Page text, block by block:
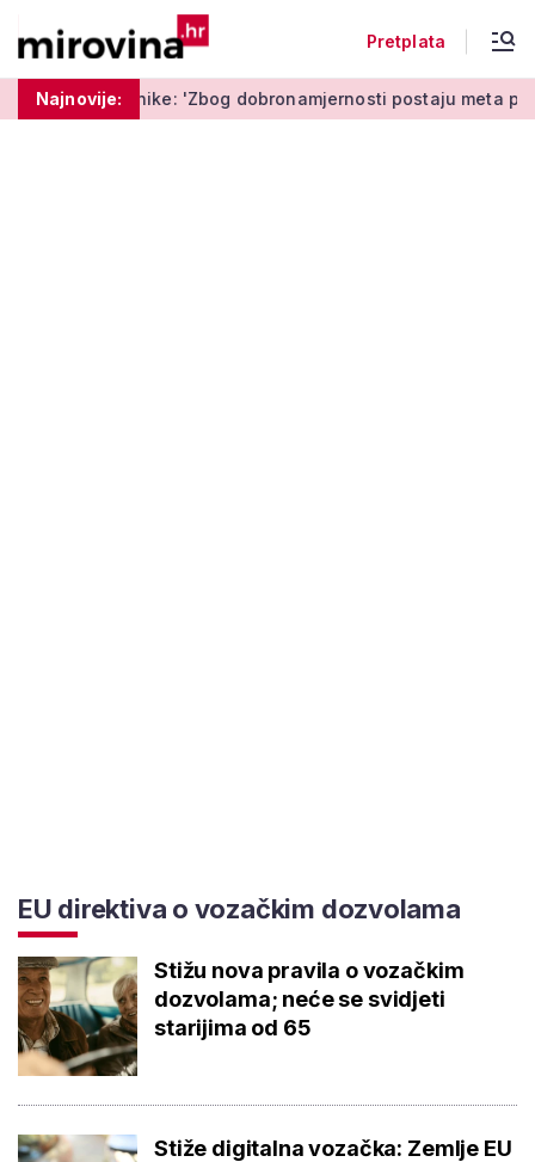
Pretplata
Najnovije:
umirovljenike: 'Zbog dobronamjernosti postaju meta
EU direktiva o vozačkim dozvolama
Stižu nova pravila o vozačkim
dozvolama; neće se svidjeti
starijima od 65
Stiže digitalna vozačka: Zemlje EU